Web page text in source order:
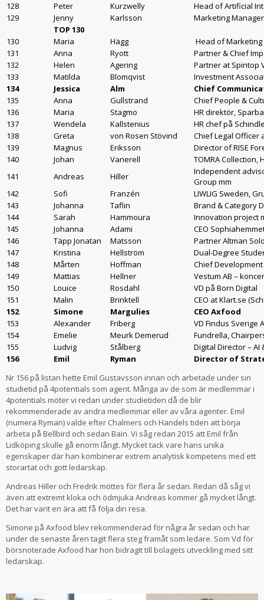
128 Peter Kurzwelly
Head of Artificial
129
Jenny Karlsson
Marketing
TOP 130
130
Maria Hägg
Head of Marketing
131
Anna Ryott
Partner & Chief
132
Helen Agering
Partner at Spintop
133
Matilda Blomqvist
Investment
134
Jessica Alm
Chief
135
Anna Gullstrand
Chief People &
136
Maria Stagmo
HR direktör,
137
Wendela Kallstenius
HR chef på
138
Greta von Rosen Stövind
Chief Legal Officer
139
Magnus Eriksson
Director of RISE
140
Johan Vanerell
TOMRA Collection,
141
Andreas Hiller
Independent
Group mm
142
Sofi Franzén
LIWLIG Sweden,
143
Johanna Taflin
Brand & Category
144
Sarah Hammoura
Innovation project
145
Johanna Adami
CEO
146
Täpp Jonatan Matsson
Partner Altman
147
Kristina Hellström
Dual-Degree
148
Mårten Hoffman
Chief
149
Mattias Hellner
Vestum AB –
150
Louice Rosdahl
VD på Born Digital
151
Malin Brinktell
CEO at Klart.se
152
Simone Margulies
CEO Axfood
153
Alexander Friberg
VD Findus Sverige
154
Emelie Meurk Demerud
Fundrella,
155
Ludvig Stålberg
Digital Director – AI
156
Emil Ryman
Director of
Nr 156 på listan hette Emil Gustavsson innan och arbetade under sin
studietid på 4potentials som agent. Många av de som är medlemmar i
4potentials möter vi redan under studietiden då de blir
rekommenderade av andra medlemmar eller av våra agenter. Emil
(numera Ryman) valde efter Chalmers och Handels tiden att börja
arbeta på Bellbird och sedan Bain. Vi såg redan 2015 att Emil från
Lidköping skulle gå enorm långt. Mycket tack vare hans unika
egenskaper där han kombinerar extrem analytisk kompetens med ett
storartat och gott ledarskap.
Andreas Hiller och Fredrik möttes för flera år sedan. Redan då såg vi
även att extremt kloka och ödmjuka Andreas kommer gå mycket långt.
Det har varit en ära att få följa din resa.
Simone på Axfood blev rekommenderad för några år sedan och har
under de senaste åren tagit flera steg framåt som ledare. Som Vd för
börsnoterade Axfood har hon bidragit till bolagets utveckling med sitt
ledarskap.